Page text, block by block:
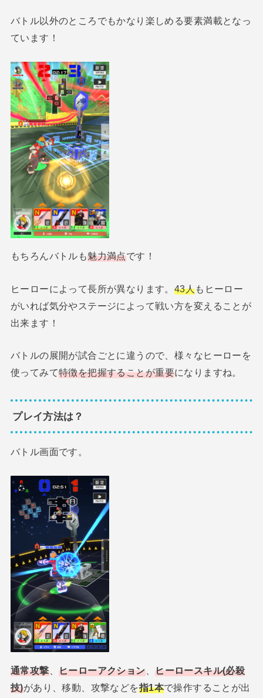
バトル以外のところでもかなり楽しめる要素満載となっ
ています！
もちろんバトルも魅力満点です！
ヒーローによって長所が異なります。 43人もヒーロー
がいれば気分やステージによって戦い方を変えることが
出来ます！
バトルの展開が試合ごとに違うので、様々なヒーローを
使ってみて特徴を把握することが重要になりますね。
プレイ方法は？
バトル画面です。
通常攻撃、 ヒーローアクション、ヒーロースキル(必殺
技)があり、移動、攻撃などを指1本で操作することが出